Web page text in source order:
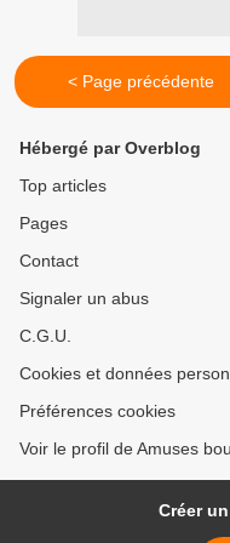
< Page précédente
Hébergé par Overblog
Top articles
Pages
Contact
Signaler un abus
C.G.U.
Cookies et données
Préférences cookies
Voir le profil de Amuses
Créer